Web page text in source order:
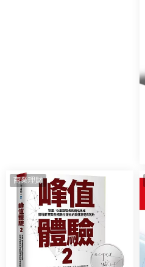
商業理財